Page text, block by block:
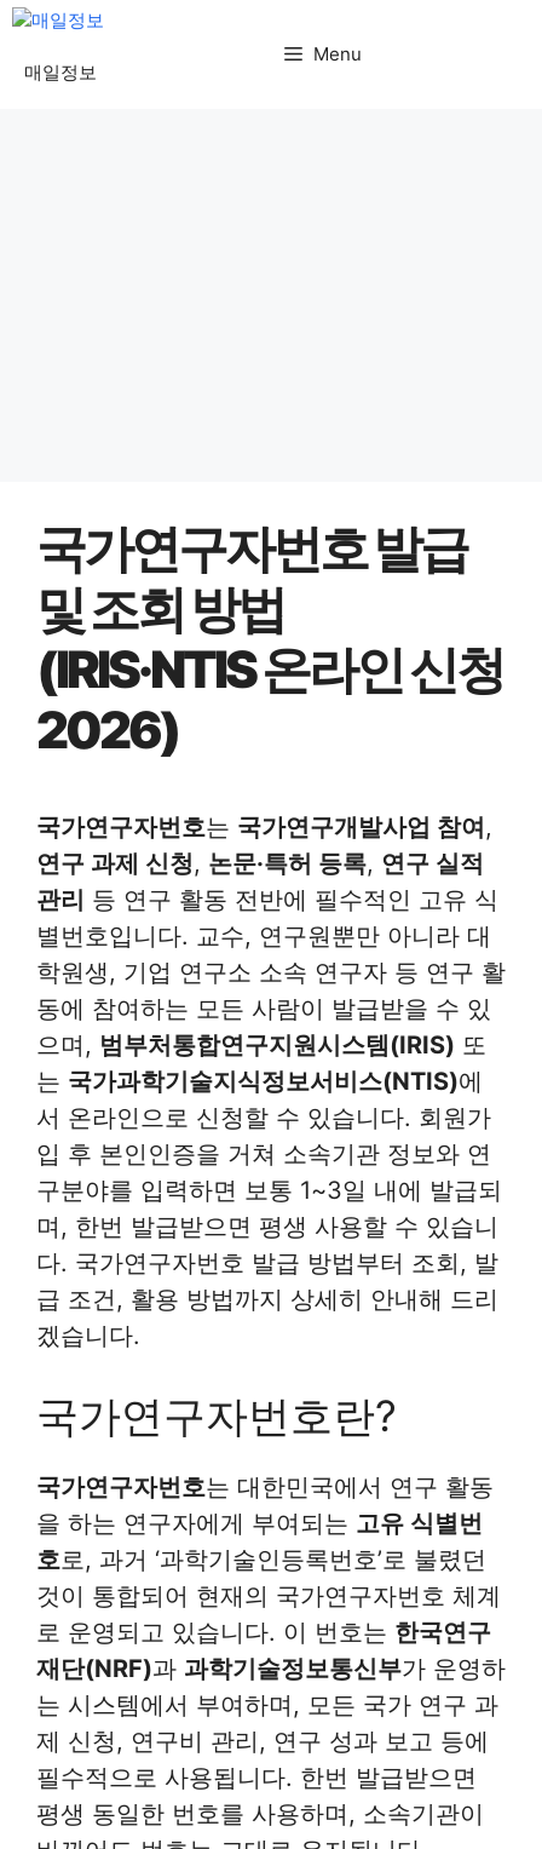
컨
매일정보
Menu
국가연구자번호 발급
및 조회 방법
(IRIS·NTIS 온라인 신청
2026)
국가연구자번호는 국가연구개발사업 참여,
연구 과제 신청, 논문·특허 등록, 연구 실적
관리 등 연구 활동 전반에 필수적인 고유 식
별번호입니다. 교수, 연구원뿐만 아니라 대
학원생, 기업 연구소 소속 연구자 등 연구 활
동에 참여하는 모든 사람이 발급받을 수 있
으며, 범부처통합연구지원시스템(IRIS) 또
는 국가과학기술지식정보서비스(NTIS)에
서 온라인으로 신청할 수 있습니다. 회원가
입 후 본인인증을 거쳐 소속기관 정보와 연
구분야를 입력하면 보통 1~3일 내에 발급되
며, 한번 발급받으면 평생 사용할 수 있습니
다. 국가연구자번호 발급 방법부터 조회, 발
급 조건, 활용 방법까지 상세히 안내해 드리
겠습니다.
국가연구자번호란?
국가연구자번호는 대한민국에서 연구 활동
을 하는 연구자에게 부여되는 고유 식별번
호로, 과거 ‘과학기술인등록번호’로 불렸던
것이 통합되어 현재의 국가연구자번호 체계
로 운영되고 있습니다. 이 번호는 한국연구
재단(NRF)과 과학기술정보통신부가 운영하
는 시스템에서 부여하며, 모든 국가 연구 과
제 신청, 연구비 관리, 연구 성과 보고 등에
필수적으로 사용됩니다. 한번 발급받으면
평생 동일한 번호를 사용하며, 소속기관이